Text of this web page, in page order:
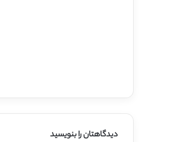
دیدگاهتان را بنویسید